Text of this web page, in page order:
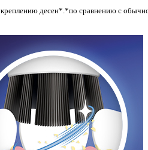
десен*.*по сравнению с